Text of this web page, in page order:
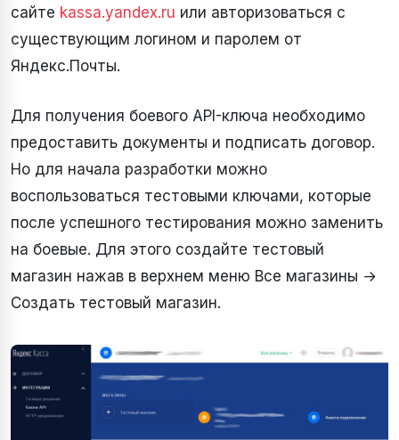
сайте kassa.yandex.ru или авторизоваться с
существующим логином и паролем от
Яндекс.Почты.
Для получения боевого API-ключа необходимо
предоставить документы и подписать договор.
Но для начала разработки можно
воспользоваться тестовыми ключами, которые
после успешного тестирования можно заменить
на боевые. Для этого создайте тестовый
магазин нажав в верхнем меню Все магазины →
Создать тестовый магазин.